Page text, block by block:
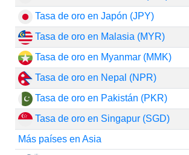
Tasa de oro en Japón (JPY)
Tasa de oro en Malasia (MYR)
Tasa de oro en Myanmar (MMK)
Tasa de oro en Nepal (NPR)
Tasa de oro en Pakistán (PKR)
Tasa de oro en Singapur (SGD)
Más países en Asia